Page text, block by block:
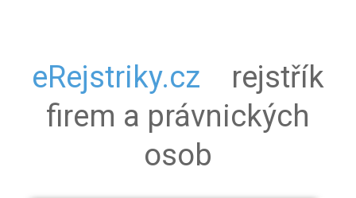
eRejstriky.cz
rejstřík
firem a právnických
osob